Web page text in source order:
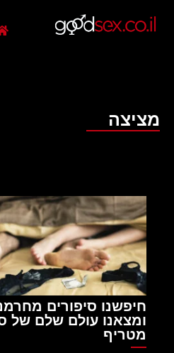
מציצה
חיפשנו סיפורים
ומצאנו עולם שלם של
מטריף